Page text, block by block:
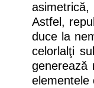
Astfel,
duce la
celorlalţi
generează
elementele